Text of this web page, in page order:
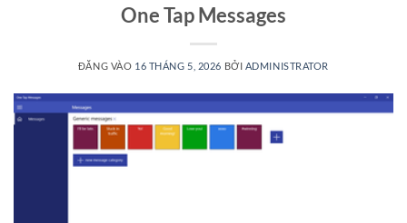
One Tap Messages
ĐĂNG VÀO 16 THÁNG 5, 2026 BỞI ADMINISTRATOR